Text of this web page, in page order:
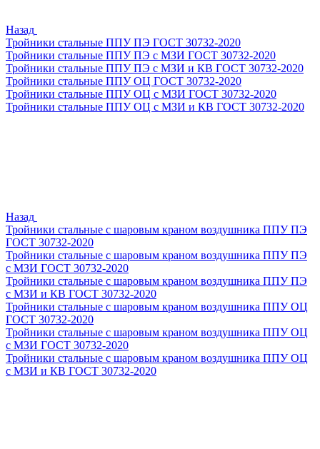
Назад
Тройники стальные ППУ ПЭ ГОСТ 30732-2020
Тройники стальные ППУ ПЭ с МЗИ ГОСТ 30732-2020
Тройники стальные ППУ ПЭ с МЗИ и КВ ГОСТ 30732-2020
Тройники стальные ППУ ОЦ ГОСТ 30732-2020
Тройники стальные ППУ ОЦ с МЗИ ГОСТ 30732-2020
Тройники стальные ППУ ОЦ с МЗИ и КВ ГОСТ 30732-2020
Назад
Тройники стальные с шаровым краном воздушника ППУ ПЭ
ГОСТ 30732-2020
Тройники стальные с шаровым краном воздушника ППУ ПЭ
с МЗИ ГОСТ 30732-2020
Тройники стальные с шаровым краном воздушника ППУ ПЭ
с МЗИ и КВ ГОСТ 30732-2020
Тройники стальные с шаровым краном воздушника ППУ ОЦ
ГОСТ 30732-2020
Тройники стальные с шаровым краном воздушника ППУ ОЦ
с МЗИ ГОСТ 30732-2020
Тройники стальные с шаровым краном воздушника ППУ ОЦ
с МЗИ и КВ ГОСТ 30732-2020